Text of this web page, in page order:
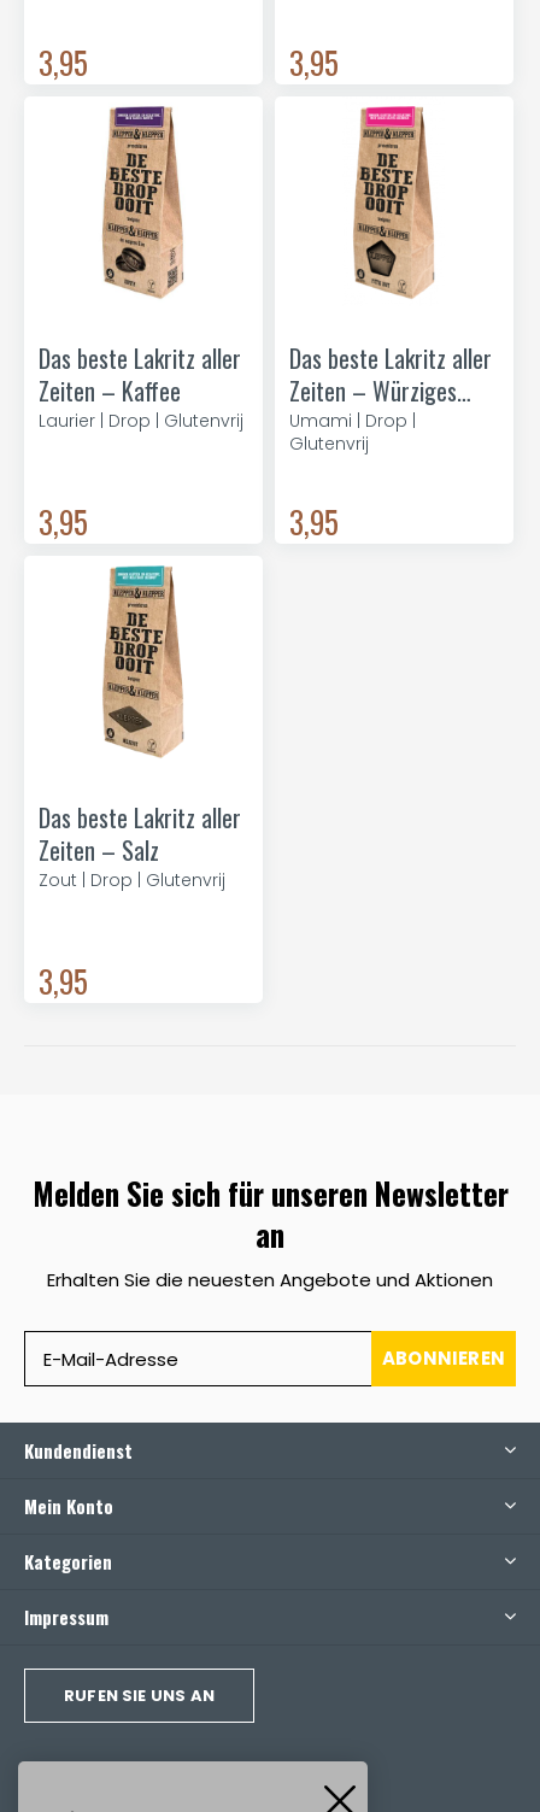
3,95 3,95
Das beste Lakritz aller
Zeiten – Kaffee
Laurier | Drop | Glutenvrij
3,95
Das beste Lakritz aller
Zeiten – Würziges
Salz
Umami | Drop |
Glutenvrij
3,95
Das beste Lakritz aller
Zeiten – Salz
Zout | Drop | Glutenvrij
3,95
Melden Sie sich für unseren Newsletter
an
Erhalten Sie die neuesten Angebote und Aktionen
ABONNIEREN
Kundendienst
Mein Konto
Kategorien
Impressum
RUFEN SIE UNS AN